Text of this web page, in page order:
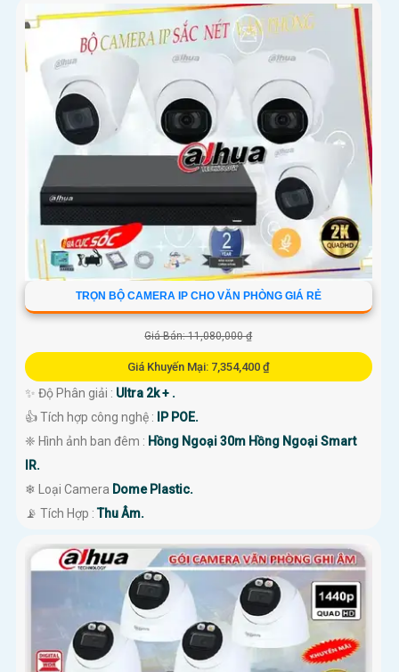
TRỌN BỘ CAMERA IP CHO VĂN PHÒNG GIÁ RẺ
Giá Bán: 11,080,000 ₫
Giá Khuyến Mại: 7,354,400 ₫
✨ Độ Phân giải : Ultra 2k + .
👍 Tích hợp công nghệ :
IP POE.
❈ Hình ảnh ban đêm : Hồng Ngoại 30m Hồng Ngoại Smart
IR.
❄ Loại Camera Dome Plastic.
️📡 Tích Hợp :Thu Âm.